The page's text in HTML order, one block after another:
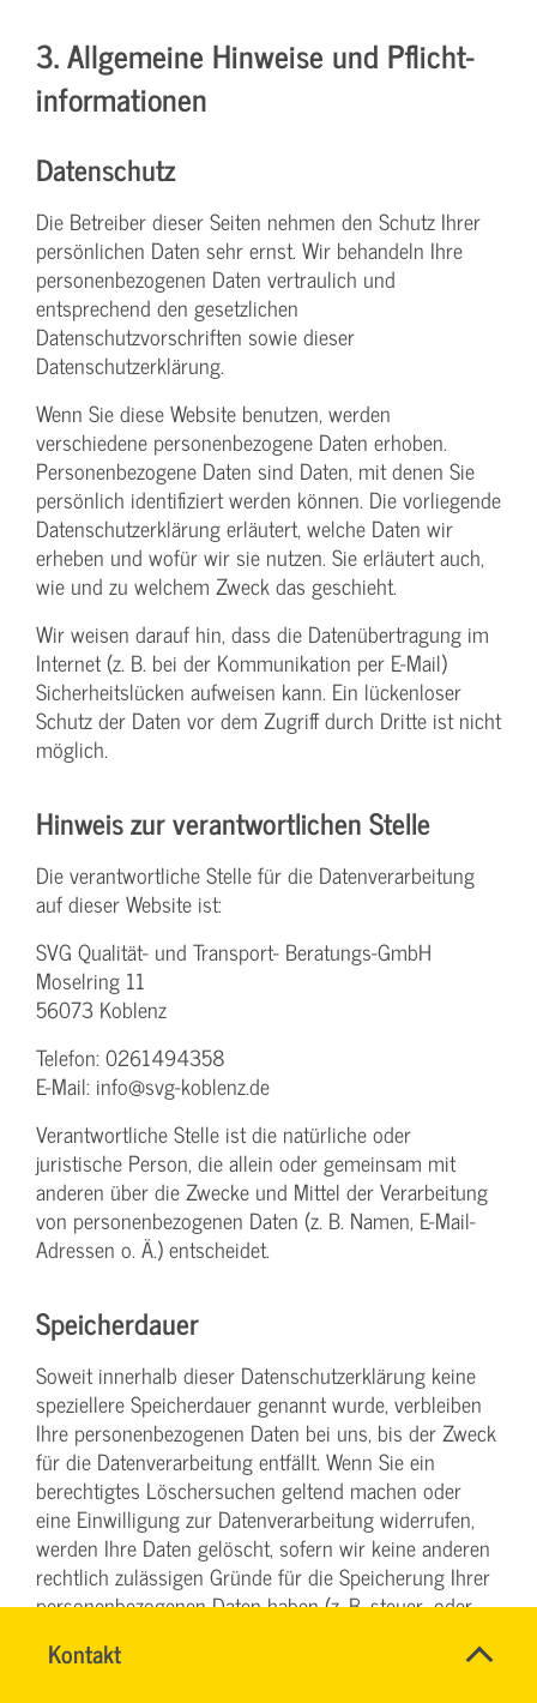
Kontakt
RONALD
Name*
3. Allgemeine Hinweise und Pflicht­
informationen
Datenschutz
Die Betreiber dieser Seiten nehmen den Schutz Ihrer
persönlichen Daten sehr ernst. Wir behandeln Ihre
personenbezogenen Daten vertraulich und
entsprechend den gesetzlichen
Datenschutzvorschriften sowie dieser
Datenschutzerklärung.
Wenn Sie diese Website benutzen, werden
verschiedene personenbezogene Daten erhoben.
Personenbezogene Daten sind Daten, mit denen Sie
persönlich identifiziert werden können. Die vorliegende
Datenschutzerklärung erläutert, welche Daten wir
erheben und wofür wir sie nutzen. Sie erläutert auch,
wie und zu welchem Zweck das geschieht.
Wir weisen darauf hin, dass die Datenübertragung im
Internet (z. B. bei der Kommunikation per E-Mail)
Sicherheitslücken aufweisen kann. Ein lückenloser
Schutz der Daten vor dem Zugriff durch Dritte ist nicht
möglich.
Hinweis zur verantwortlichen Stelle
Die verantwortliche Stelle für die Datenverarbeitung
auf dieser Website ist:
SVG Qualität- und Transport- Beratungs-GmbH
Moselring 11
56073 Koblenz
Telefon: 0261494358
E-Mail: info@svg-koblenz.de
Verantwortliche Stelle ist die natürliche oder
juristische Person, die allein oder gemeinsam mit
anderen über die Zwecke und Mittel der Verarbeitung
von personenbezogenen Daten (z. B. Namen, E-Mail-
Adressen o. Ä.) entscheidet.
Speicherdauer
Soweit innerhalb dieser Datenschutzerklärung keine
speziellere Speicherdauer genannt wurde, verbleiben
Ihre personenbezogenen Daten bei uns, bis der Zweck
für die Datenverarbeitung entfällt. Wenn Sie ein
berechtigtes Löschersuchen geltend machen oder
eine Einwilligung zur Datenverarbeitung widerrufen,
werden Ihre Daten gelöscht, sofern wir keine anderen
rechtlich zulässigen Gründe für die Speicherung Ihrer
personenbezogenen Daten haben (z. B. steuer- oder
letztgenannten Fall erfolgt die Löschung nach Fortfall